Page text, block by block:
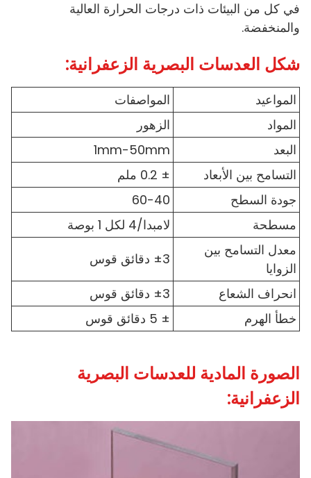
في كل من البيئات ذات درجات الحرارة العالية
والمنخفضة.
شكل العدسات البصرية الزعفرانية:
المواعيد
المواصفات
المواد
الزهور
البعد
1mm-50mm
التسامح بين الأبعاد
± 0.2 ملم
جودة السطح
60-40
مسطحة
لامبدا/4 لكل 1 بوصة
معدل التسامح بين
الزوايا
±3 دقائق قوس
انحراف الشعاع
±3 دقائق قوس
خطأ الهرم
± 5 دقائق قوس
الصورة المادية للعدسات البصرية
الزعفرانية: